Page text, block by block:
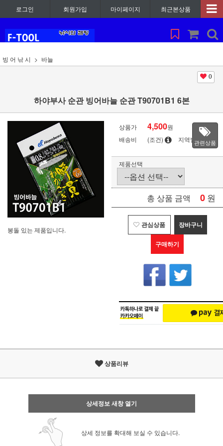
로그인 회원가입 마이페이지 최근본상품
빙 어 낚 시 바늘
0
하야부사 순관 빙어바늘 순관 T90701B1 6본
봉돌 있는 제품입니다.
상품가 4,500원
배송비
(조건) 지역별관련상품
제품선택
총 상품 금액 0 원
관심상품 장바구니
구매하기
상품리뷰
상세정보 새창 열기
상세 정보를 확대해 보실 수 있습니다.